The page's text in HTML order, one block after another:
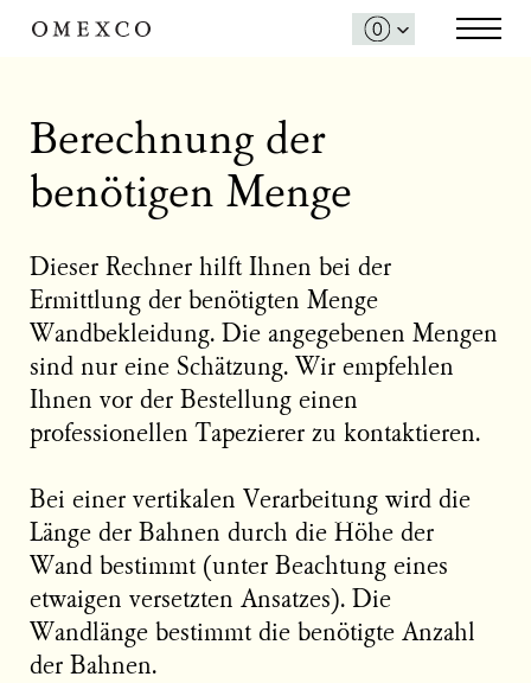
Berechnung der
benötigen Menge
Dieser Rechner hilft Ihnen bei der
Ermittlung der benötigten Menge
Wandbekleidung. Die angegebenen Mengen
sind nur eine Schätzung. Wir empfehlen
Ihnen vor der Bestellung einen
professionellen Tapezierer zu kontaktieren.
Bei einer vertikalen Verarbeitung wird die
Länge der Bahnen durch die Höhe der
Wand bestimmt (unter Beachtung eines
etwaigen versetzten Ansatzes). Die
Wandlänge bestimmt die benötigte Anzahl
der Bahnen.